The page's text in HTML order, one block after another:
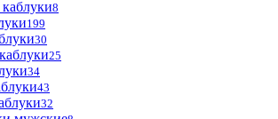
8
199
30
25
34
43
32